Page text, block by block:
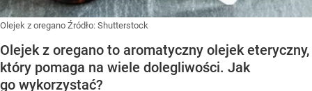
Olejek z oregano Źródło: Shutterstock
Olejek z oregano to aromatyczny olejek eteryczny,
który pomaga na wiele dolegliwości. Jak
go wykorzystać?